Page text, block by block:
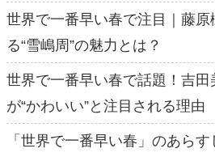
世界で一番早い春で注目｜藤原
る“雪嶋周”の魅力とは？
世界で一番早い春で話題！吉田
が“かわいい”と注目される理由
「世界で一番早い春」のあらす